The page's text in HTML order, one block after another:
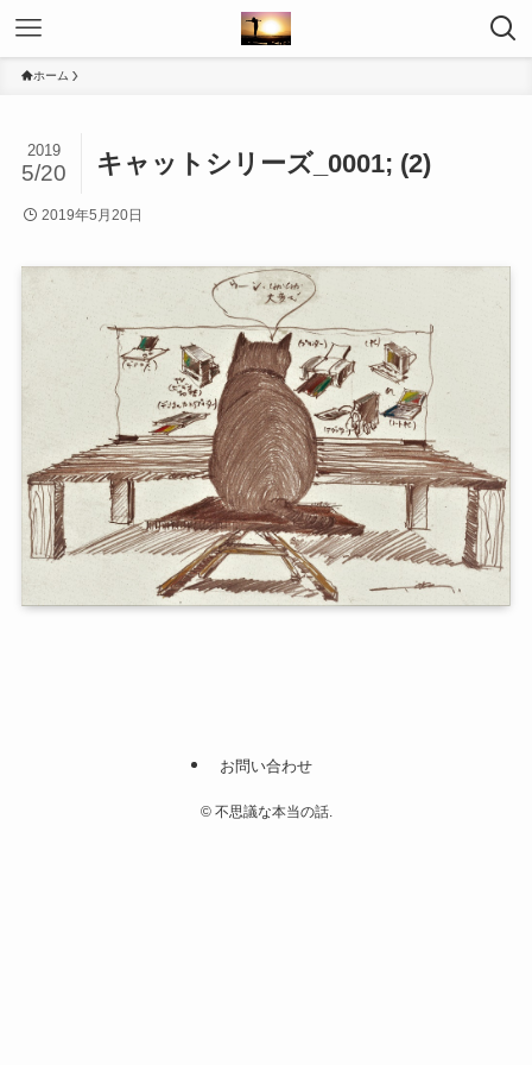
ホーム
キャットシリーズ_0001; (2)
2019
5/20
2019年5月20日
お問い合わせ
©不思議な本当の話.